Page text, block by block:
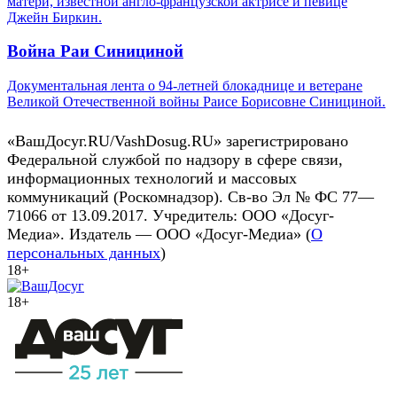
Джейн Биркин.
Война Раи Синициной
Документальная лента о 94-летней блокаднице и ветеране
Великой Отечественной войны Раисе Борисовне Синициной.
«ВашДосуг.RU/VashDosug.RU» зарегистрировано
Федеральной службой по надзору в сфере связи,
информационных технологий и массовых
коммуникаций (Роскомнадзор). Св-во Эл № ФС 77—
71066 от 13.09.2017. Учредитель: ООО «Досуг-
Медиа». Издатель — ООО «Досуг-Медиа» (О
персональных данных)
18+
18+